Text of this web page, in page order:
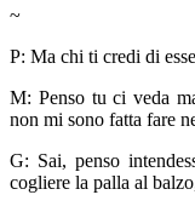
~
P: Ma chi ti credi di
M: Penso tu ci veda
non mi sono fatta fare
G: Sai, penso
cogliere la palla al